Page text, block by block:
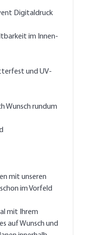
Digitaldruck
im Innen-
und UV-
Wunsch rundum
mit unseren
im Vorfeld
mit Ihrem
auf Wunsch und